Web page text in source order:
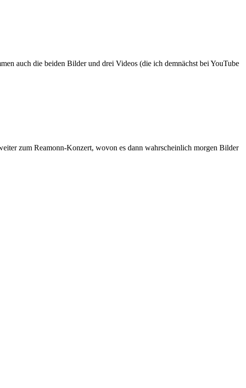
auch die beiden Bilder und drei Videos (die ich demnächst bei YouTube
zum Reamonn-Konzert, wovon es dann wahrscheinlich morgen Bilder